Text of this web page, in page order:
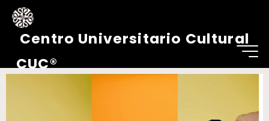
Centro Universitario Cultural
CUC®
CINEARTECUC